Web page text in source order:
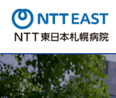
当院について